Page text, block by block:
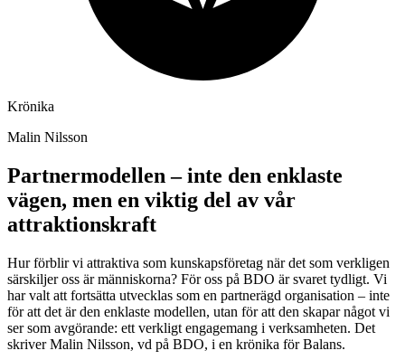
Krönika
Malin Nilsson
Partnermodellen – inte den enklaste
vägen, men en viktig del av vår
attraktionskraft
Hur förblir vi attraktiva som kunskapsföretag när det som verkligen
särskiljer oss är människorna? För oss på BDO är svaret tydligt. Vi
har valt att fortsätta utvecklas som en partnerägd organisation – inte
för att det är den enklaste modellen, utan för att den skapar något vi
ser som avgörande: ett verkligt engagemang i verksamheten. Det
skriver Malin Nilsson, vd på BDO, i en krönika för Balans.